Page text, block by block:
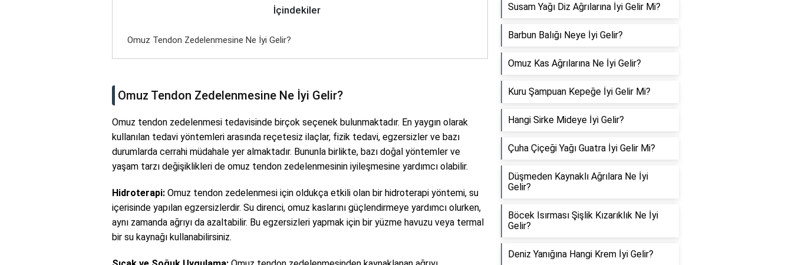
İçindekiler
Omuz Tendon Zedelenmesine Ne İyi Gelir?
Omuz Tendon Zedelenmesine Ne İyi Gelir?
Omuz tendon zedelenmesi tedavisinde birçok seçenek bulunmaktadır. En yaygın olarak
kullanılan tedavi yöntemleri arasında reçetesiz ilaçlar, fizik tedavi, egzersizler ve bazı
durumlarda cerrahi müdahale yer almaktadır. Bununla birlikte, bazı doğal yöntemler ve
yaşam tarzı değişiklikleri de omuz tendon zedelenmesinin iyileşmesine yardımcı olabilir.
Hidroterapi: Omuz tendon zedelenmesi için oldukça etkili olan bir hidroterapi yöntemi, su
içerisinde yapılan egzersizlerdir. Su direnci, omuz kaslarını güçlendirmeye yardımcı olurken,
aynı zamanda ağrıyı da azaltabilir. Bu egzersizleri yapmak için bir yüzme havuzu veya termal
bir su kaynağı kullanabilirsiniz.
Susam Yağı Diz Ağrılarına İyi Gelir Mi?
Barbun Balığı Neye İyi Gelir?
Omuz Kas Ağrılarına Ne İyi Gelir?
Kuru Şampuan Kepeğe İyi Gelir Mi?
Hangi Sirke Mideye İyi Gelir?
Çuha Çiçeği Yağı Guatra İyi Gelir Mi?
Düşmeden Kaynaklı Ağrılara Ne İyi
Gelir?
Böcek Isırması Şişlik Kızarıklık Ne İyi
Gelir?
Deniz Yanığına Hangi Krem İyi Gelir?